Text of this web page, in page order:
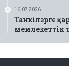
16.07.2026
Танкілерге
мемлекеттік